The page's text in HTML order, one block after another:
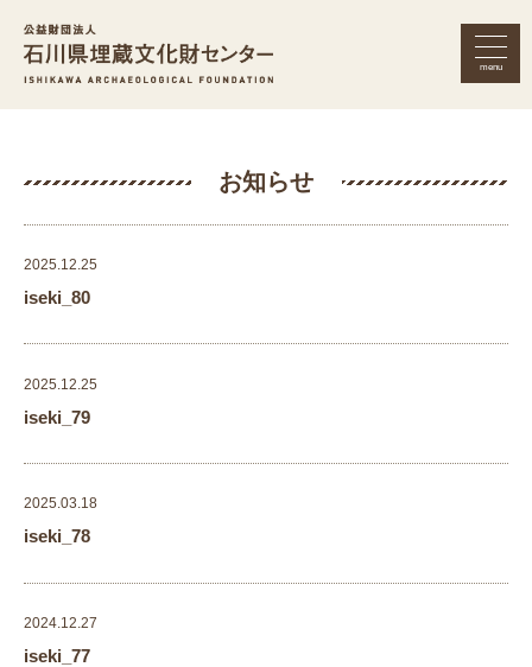
menu
お知らせ
2025.12.25
iseki_80
2025.12.25
iseki_79
2025.03.18
iseki_78
2024.12.27
iseki_77